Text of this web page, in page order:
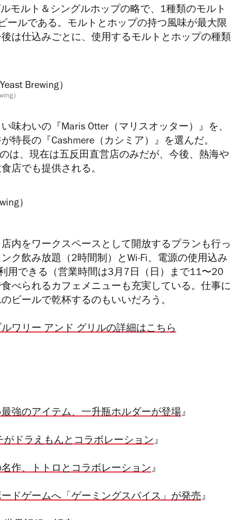
モルト＆シングルホップの略で、1種類のモルト
ールである。モルトとホップの持つ風味が最大限
は仕込みごとに、使用するモルトとホップの種類
）
味わいの『Maris Otter（マリスオッター）』を、
特長の『Cashmere（カシミア）』を選んだ。
のは、現在は五反田直営店のみだが、今後、熱海や
店でも提供される。
内をワークスペースとして開放するプランも行っ
ク飲み放題（2時間制）と Wi-Fi、電源の使用込み
用できる（営業時間は3月7日（日）まで11〜20
べられるカフェメニューも充実している。仕事に
ビールで乾杯するのもいいだろう。
ワリー アンド グリルの詳細はこちら
強のアイテム、一升瓶ホルダーが登場』
ドラえもんとコラボレーション』
作、トトロとコラボレーション』
ドゲームへ「ゲーミングスパイス」が発売』